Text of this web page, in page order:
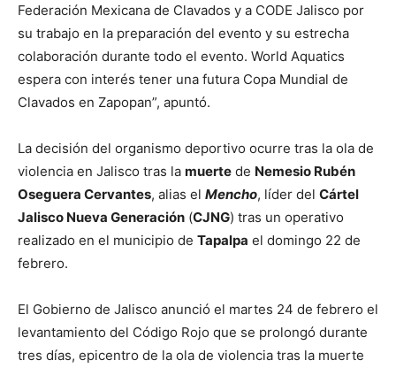
Federación Mexicana de Clavados y a CODE Jalisco por
su trabajo en la preparación del evento y su estrecha
colaboración durante todo el evento. World Aquatics
espera con interés tener una futura Copa Mundial de
Clavados en Zapopan”, apuntó.
La decisión del organismo deportivo ocurre tras la ola de
violencia en Jalisco tras la muerte de Nemesio Rubén
Oseguera Cervantes, alias el Mencho, líder del Cártel
Jalisco Nueva Generación (CJNG) tras un operativo
realizado en el municipio de Tapalpa el domingo 22 de
febrero.
El Gobierno de Jalisco anunció el martes 24 de febrero el
levantamiento del Código Rojo que se prolongó durante
tres días, epicentro de la ola de violencia tras la muerte